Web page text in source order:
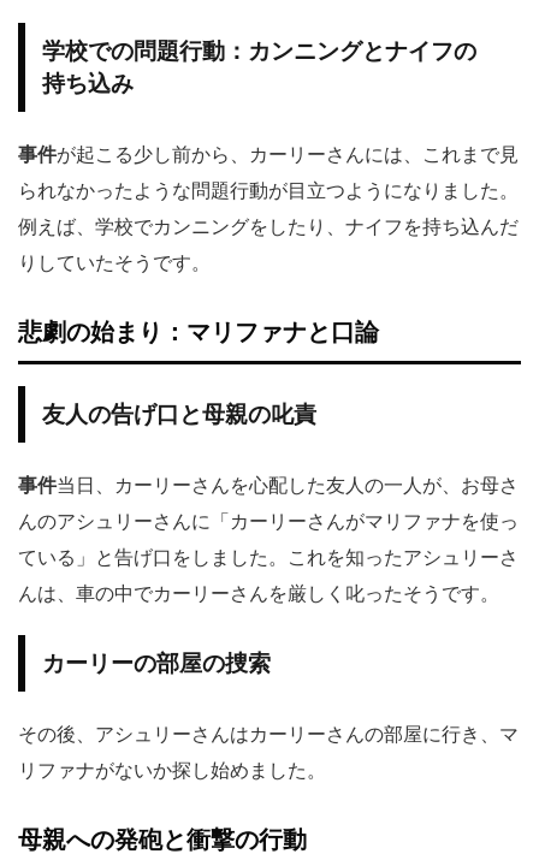
学校での問題行動：カンニングとナイフの
持ち込み
事件が起こる少し前から、カーリーさんには、これまで見
られなかったような問題行動が目立つようになりました。
例えば、学校でカンニングをしたり、ナイフを持ち込んだ
りしていたそうです。
悲劇の始まり：マリファナと口論
友人の告げ口と母親の叱責
事件当日、カーリーさんを心配した友人の一人が、お母さ
んのアシュリーさんに「カーリーさんがマリファナを使っ
ている」と告げ口をしました。これを知ったアシュリーさ
んは、車の中でカーリーさんを厳しく叱ったそうです。
カーリーの部屋の捜索
その後、アシュリーさんはカーリーさんの部屋に行き、マ
リファナがないか探し始めました。
母親への発砲と衝撃の行動